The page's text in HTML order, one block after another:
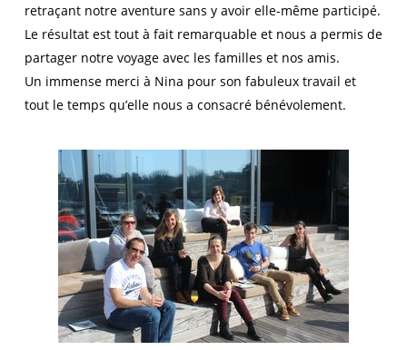
retraçant notre aventure sans y avoir elle-même participé.
Le résultat est tout à fait remarquable et nous a permis de
partager notre voyage avec les familles et nos amis.
Un immense merci à Nina pour son fabuleux travail et
tout le temps qu’elle nous a consacré bénévolement.